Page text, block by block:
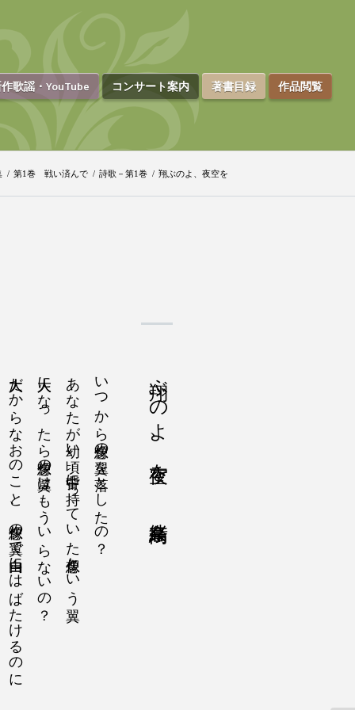
歌謡・YouTube コンサート案内 著書目録 作品閲覧
/ 第1巻 戦い済んで / 詩歌－第1巻 / 翔ぶのよ、夜空を
翔ぶのよ、夜空を 高鳥奈緒
いつから想像の翼を落としたの？
あなたが幼い頃、背中に持っていた想像という翼
大人になったら想像の翼はもういらないの？
大人だからなおのこと、想像の翼で自由にはばたけるのに